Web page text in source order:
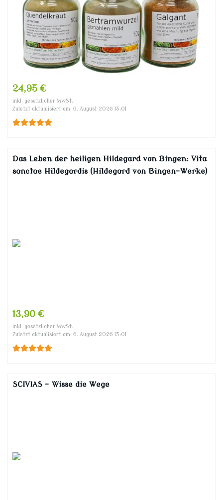
24,95 €
inkl. gesetzlicher MwSt.
Zuletzt aktualisiert am: 6. August 2026 15:01
Das Leben der heiligen Hildegard von Bingen: Vita
sanctae Hildegardis (Hildegard von Bingen-Werke)
13,90 €
inkl. gesetzlicher MwSt.
Zuletzt aktualisiert am: 6. August 2026 15:01
SCIVIAS – Wisse die Wege